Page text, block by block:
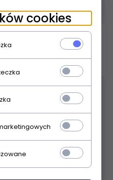
Warsztaty gitarowe
cookies